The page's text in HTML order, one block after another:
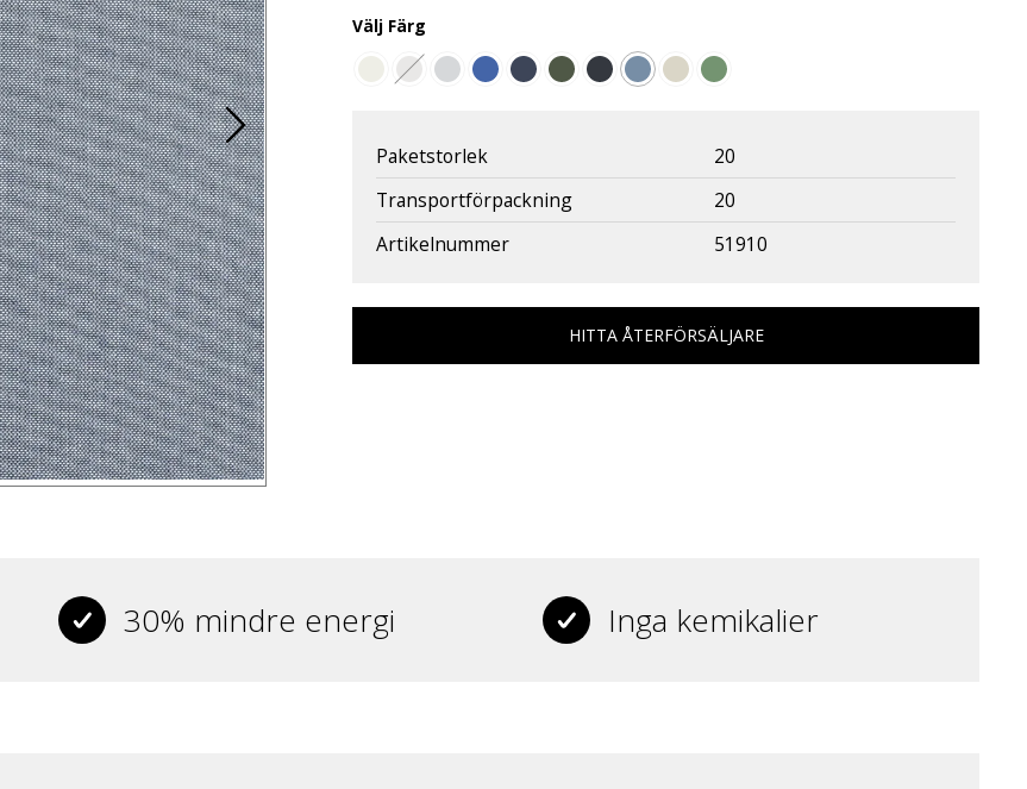
Välj Färg
Paketstorlek
20
Transportförpackning
20
Artikelnummer
51910
HITTA ÅTERFÖRSÄLJARE
30% mindre energi Inga kemikalier